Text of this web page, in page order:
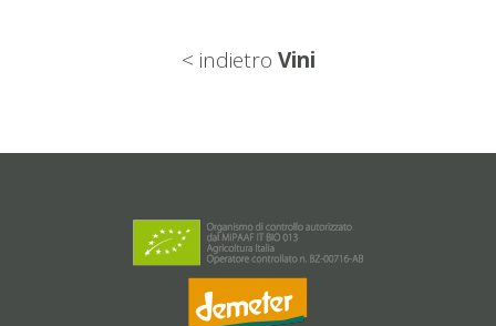
< indietro Vini